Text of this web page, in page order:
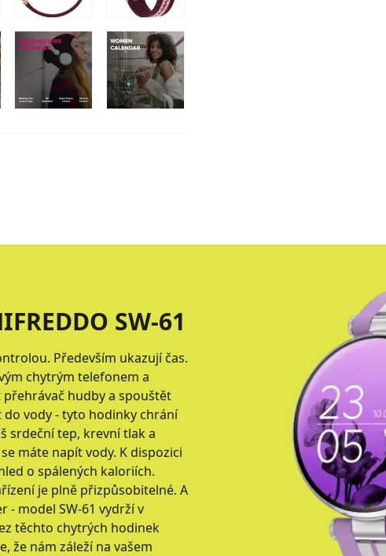
SW-61
Především ukazují čas.
chytrým telefonem a
hudby a spouštět
vody - tyto hodinky chrání
srdeční tep, krevní tlak a
máte napít vody. K dispozici
o spálených kaloriích.
je plně přizpůsobitelné. A
- model SW-61 vydrží v
těchto chytrých hodinek
že nám záleží na vašem